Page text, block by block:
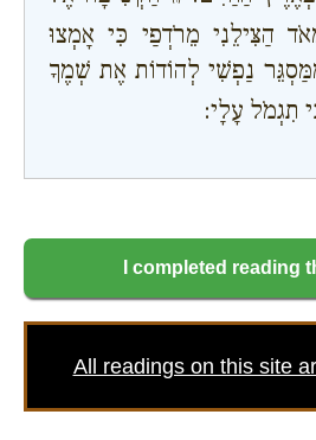
הַצִּילֵנִי מֵרֹדְפַי כִּי אָמְצוּ
נַפְשִׁי לְהוֹדוֹת אֶת שְׁמֶךָ
תִגְמֹל עָלָי:
I completed reading
All readings on this site